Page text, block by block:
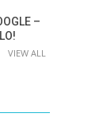
–
VIEW ALL